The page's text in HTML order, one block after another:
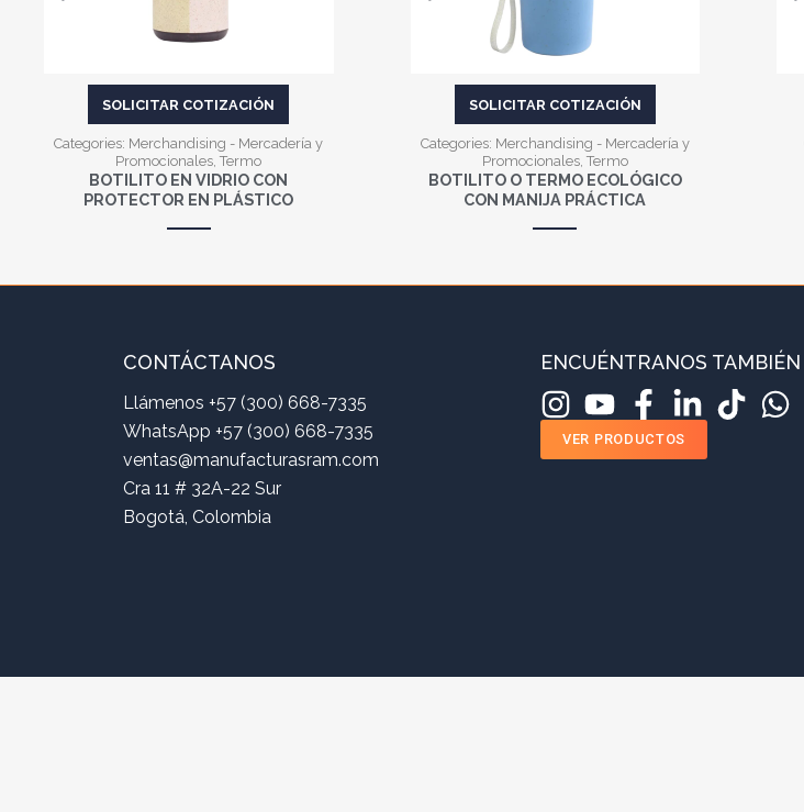
SOLICITAR COTIZACIÓN
Categories: Merchandising - Mercadería y
Promocionales,Termo
BOTILITO EN VIDRIO CON
PROTECTOR EN PLÁSTICO
SOLICITAR COTIZACIÓN
Categories: Merchandising - Mercadería y
Promocionales, Termo
BOTILITO O TERMO ECOLÓGICO
CON MANIJA PRÁCTICA
CONTÁCTANOS
Llámenos +57 (300) 668-7335
WhatsApp +57 (300) 668-7335
ventas@manufacturasram.com
Cra 11 # 32A-22 Sur
Bogotá, Colombia
ENCUÉNTRANOS TAMBIÉN
VER PRODUCTOS